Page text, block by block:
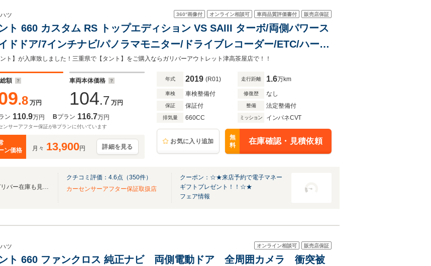
360°画像付 オンライン相談可 車両品質評価書付 販売店保証
ツ
ト 660 カスタム RS トップエディション VS SAIII ターボ/両側パワース
ドドア/7インチナビ/パノラマモニター/ドライブレコーダー/ETC/ハーフ
ーシート/スマートアシスト/衝突回避支援ブレーキ/オートハイビー
ライト/シートヒーター
ント】が入庫致しました！三重県で【タント】をご購入ならガリバーアウトレット津高茶屋店で！！
額
.8 万円
車両本体価格
104.7 万円
ン 110.9万円 Bプラン 116.7万円
ンサーアフター保証がBプランに付いています
ン価格
月々 13,900円 詳細を見る
年式 2019 (R01) 走行距離 1.6万km
車検 車検整備付 修復歴 なし
保証 保証付 整備 法定整備付
排気量 660CC ミッション インパネCVT
お気に入り追加
無
料
在庫確認・見積依頼
無料電話は24時間ご案内！！全国のガリバー在庫も見たい方は一括照会が可能です！
クチコミ評価： 4.6点（350件）
カーセンサーアフター保証取扱店
クーポン：☆★来店予約で電子マネー
ギフトプレゼント！！☆★
フェア情報
オンライン相談可 販売店保証
ツ
ト 660 ファンクロス 純正ナビ 両側電動ドア 全周囲カメラ 衝突被